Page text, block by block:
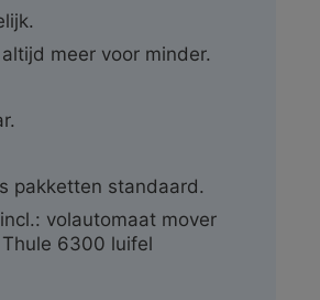
meer voor minder.
pakketten standaard.
volautomaat mover
Thule 6300 luifel